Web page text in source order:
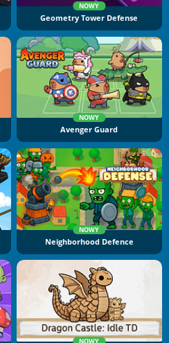
NOWY
Geometry Tower Defense
NOWY
Avenger Guard
NOWY
Neighborhood Defence